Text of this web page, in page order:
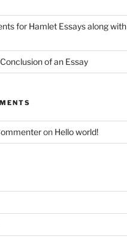
for Hamlet Essays along with
of an Essay
on Hello world!